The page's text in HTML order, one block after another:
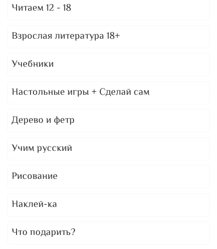
Читаем 12 - 18
Взрослая литература 18+
Учебники
Настольные игры + Сделай сам
Дерево и фетр
Учим русский
Рисование
Наклей-ка
Что подарить?